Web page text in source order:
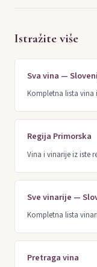
Istražite više
Sva vina —
Kompletna lista vina
Regija Primorska
Vina i vinarije iz iste
Sve vinarije —
Kompletna lista
Pretraga vina